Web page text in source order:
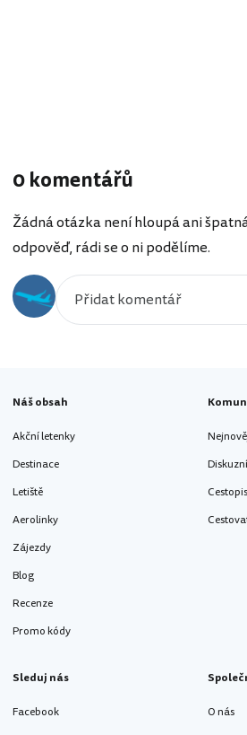
0 komentářů
Žádná otázka není hloupá ani
odpověď, rádi se o ni podělíme.
Náš obsah
Akční letenky
Destinace
Letiště
Aerolinky
Zájezdy
Blog
Recenze
Promo kódy
Sleduj nás
Facebook
O nás